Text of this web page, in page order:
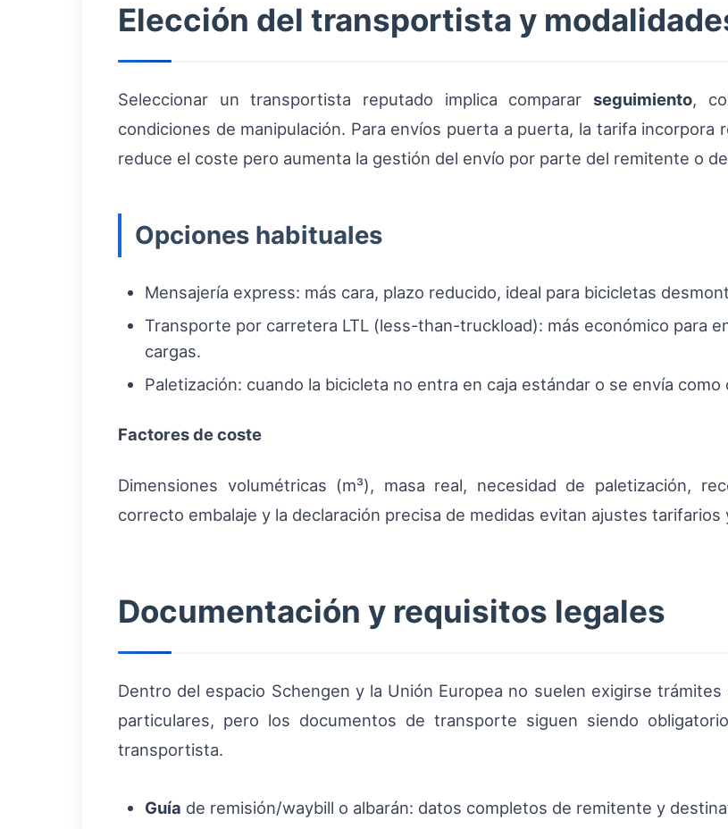
Elección del transportista y
Seleccionar un transportista reputado implica compararseguimiento,
condiciones de manipulación. Para envíos puerta a puerta, la tarifa incorpora
reduce el coste pero aumenta la gestión del envío por parte del remitente o
Opciones habituales
Mensajería express: más cara, plazo reducido, ideal para bicicletas
Transporte por carretera LTL (less-than-truckload): más económico para
cargas.
Paletización: cuando la bicicleta no entra en caja estándar o se envía como
Factores de coste
Dimensiones volumétricas (m³), masa real, necesidad de paletización,
correcto embalaje y la declaración precisa de medidas evitan ajustes
Documentación y requisitos legales
Dentro del espacio Schengen y la Unión Europea no suelen exigirse
particulares, pero los documentos de transporte siguen siendo
transportista.
Guía de remisión/waybill o albarán: datos completos de remitente y